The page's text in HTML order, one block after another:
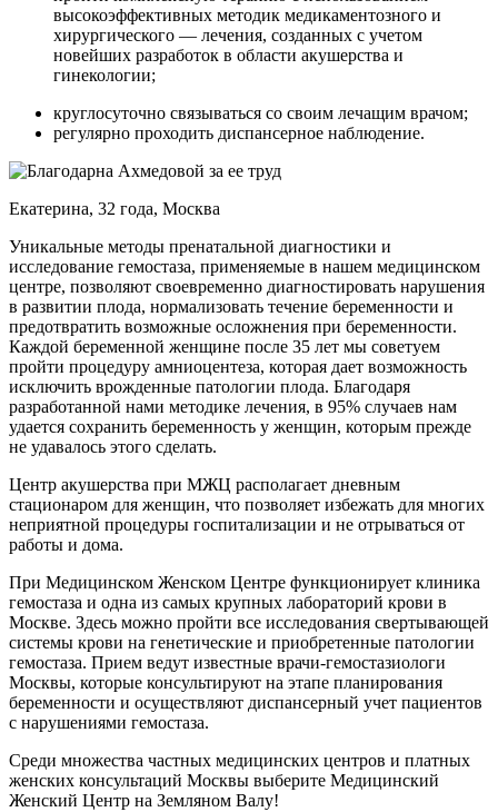
высокоэффективных методик медикаментозного и
хирургического — лечения, созданных с учетом
новейших разработок в области акушерства и
гинекологии;
круглосуточно связываться со своим лечащим врачом;
регулярно проходить диспансерное наблюдение.
Екатерина, 32 года, Москва
Уникальные методы пренатальной диагностики и
исследование гемостаза, применяемые в нашем медицинском
центре, позволяют своевременно диагностировать нарушения
в развитии плода, нормализовать течение беременности и
предотвратить возможные осложнения при беременности.
Каждой беременной женщине после 35 лет мы советуем
пройти процедуру амниоцентеза, которая дает возможность
исключить врожденные патологии плода. Благодаря
разработанной нами методике лечения, в 95% случаев нам
удается сохранить беременность у женщин, которым прежде
не удавалось этого сделать.
Центр акушерства при МЖЦ располагает дневным
стационаром для женщин, что позволяет избежать для многих
неприятной процедуры госпитализации и не отрываться от
работы и дома.
При Медицинском Женском Центре функционирует клиника
гемостаза и одна из самых крупных лабораторий крови в
Москве. Здесь можно пройти все исследования свертывающей
системы крови на генетические и приобретенные патологии
гемостаза. Прием ведут известные врачи-гемостазиологи
Москвы, которые консультируют на этапе планирования
беременности и осуществляют диспансерный учет пациентов
с нарушениями гемостаза.
Среди множества частных медицинских центров и платных
женских консультаций Москвы выберите Медицинский
Женский Центр на Земляном Валу!